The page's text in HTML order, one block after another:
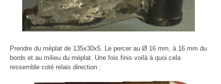
Prendre du méplat de 135x30x5. Le percer au Ø 16 mm, à 16 mm du
bords et au milieu du méplat. Une fois finis voilà à quoi cela
ressemble coté relais direction :